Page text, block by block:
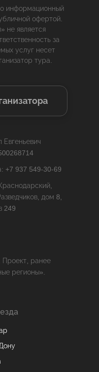
информационный
офертой.
не является
за
услуг несет
тура.
+7 937 549-30-69
дом 8,
249
Проект, ранее
регионы».